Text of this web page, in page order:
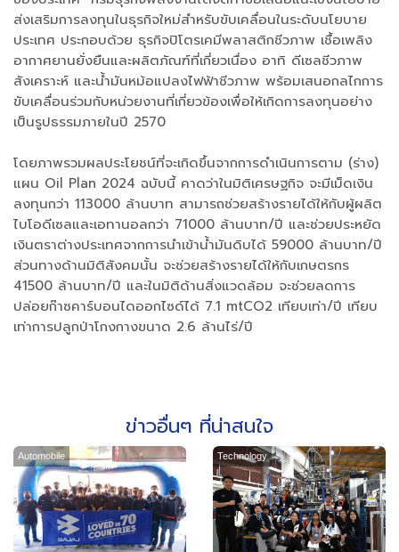
ส่งเสริมการลงทุนในธุรกิจใหม่สำหรับขับเคลื่อนในระดับนโยบาย
ประเทศ ประกอบด้วย ธุรกิจปิโตรเคมีพลาสติกชีวภาพ เชื้อเพลิง
อากาศยานยั่งยืนและผลิตภัณฑ์ที่เกี่ยวเนื่อง อาทิ ดีเซลชีวภาพ
สังเคราะห์ และน้ำมันหม้อแปลงไฟฟ้าชีวภาพ พร้อมเสนอกลไกการ
ขับเคลื่อนร่วมกับหน่วยงานที่เกี่ยวข้องเพื่อให้เกิดการลงทุนอย่าง
เป็นรูปธรรมภายในปี 2570
โดยภาพรวมผลประโยชน์ที่จะเกิดขึ้นจากการดำเนินการตาม (ร่าง)
แผน Oil Plan 2024 ฉบับนี้ คาดว่าในมิติเศรษฐกิจ จะมีเม็ดเงิน
ลงทุนกว่า 113000 ล้านบาท สามารถช่วยสร้างรายได้ให้กับผู้ผลิต
ไบโอดีเซลและเอทานอลกว่า 71000 ล้านบาท/ปี และช่วยประหยัด
เงินตราต่างประเทศจากการนำเข้าน้ำมันดิบได้ 59000 ล้านบาท/ปี
ส่วนทางด้านมิติสังคมนั้น จะช่วยสร้างรายได้ให้กับเกษตรกร
41500 ล้านบาท/ปี และในมิติด้านสิ่งแวดล้อม จะช่วยลดการ
ปล่อยก๊าซคาร์บอนไดออกไซด์ได้ 7.1 mtCO2 เทียบเท่า/ปี เทียบ
เท่าการปลูกป่าโกงกางขนาด 2.6 ล้านไร่/ปี
ข่าวอื่นๆ ที่น่าสนใจ
Automobile Technology